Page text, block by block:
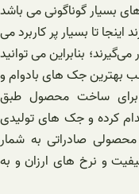
بسیار گوناگونی می باشد
اینجا تا بسیار پر کاربرد می
بنابراین می توانید
بهترین جک های بادوام و
برای ساخت محصول طبق
کرده و جک های تولیدی
محصولی صادراتی به شمار
و نرخ های ارزان و به